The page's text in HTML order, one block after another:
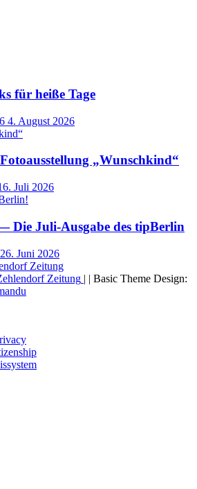
für heiße Tage
4. August 2026
„Wunschkind“
Juli 2026
Die Juli-Ausgabe des tipBerlin
26. Juni 2026
Zeitung | | Basic Theme Design: